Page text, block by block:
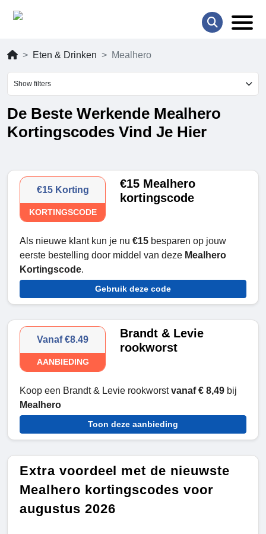
Eten & Drinken Mealhero
Show filters
De Beste Werkende Mealhero
Kortingscodes Vind Je Hier
€15 Korting
KORTINGSCODE
€15 Mealhero
kortingscode
Als nieuwe klant kun je nu €15 besparen op jouw
eerste bestelling door middel van deze Mealhero
Kortingscode.
Gebruik deze code
Vanaf €8.49
AANBIEDING
Brandt & Levie
rookworst
Koop een Brandt & Levie rookworstvanaf € 8,49 bij
Mealhero
Toon deze aanbieding
Extra voordeel met de nieuwste
Mealhero kortingscodes voor
augustus 2026